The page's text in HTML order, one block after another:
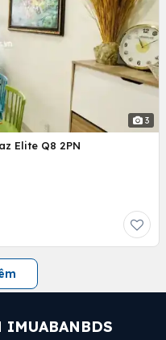
3
Elite Q8 2PN
IMUABANBDS